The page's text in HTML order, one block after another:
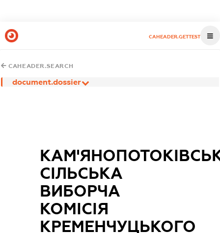
CAHEADER.GETTEST
CAHEADER.SEARCH
document.dossier
СІЛЬСЬКА
ВИБОРЧА
КОМІСІЯ
КРЕМЕНЧУЦЬКОГО